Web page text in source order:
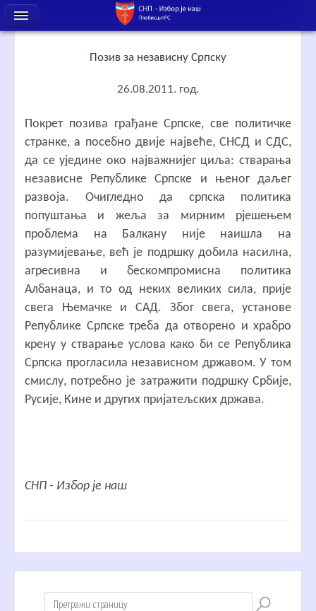
Позив за независну Српску
26.08.2011. год.
Покрет позива грађане Српске, све политичке
странке, а посебно двије највеће, СНСД и СДС,
да се уједине око најважнијег циља: стварања
независне Републике Српске и њеног даљег
развоја. Очигледно да српска политика
попуштања и жеља за мирним рјешењем
проблема на Балкану није наишла на
разумијевање, већ је подршку добила насилна,
агресивна и бескомпромисна политика
Албанаца, и то од неких великих сила, прије
свега Њемачке и САД. Због свега, установе
Републике Српске треба да отворено и храбро
крену у стварање услова како би се Република
Српска прогласила независном државом. У том
смислу, потребно је затражити подршку Србије,
Русије, Кине и других пријатељских држава.
СНП - Избор је наш